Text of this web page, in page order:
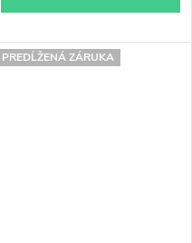
PREDĹŽENÁ ZÁRUKA